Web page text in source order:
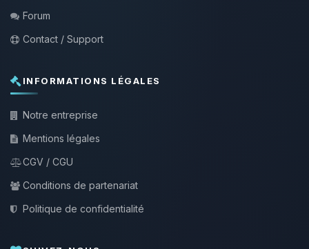
Forum
Contact / Support
INFORMATIONS LÉGALES
Notre entreprise
Mentions légales
CGV / CGU
Conditions de partenariat
Politique de confidentialité